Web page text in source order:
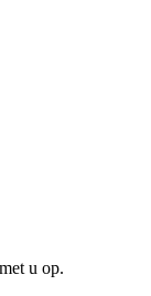
u op.